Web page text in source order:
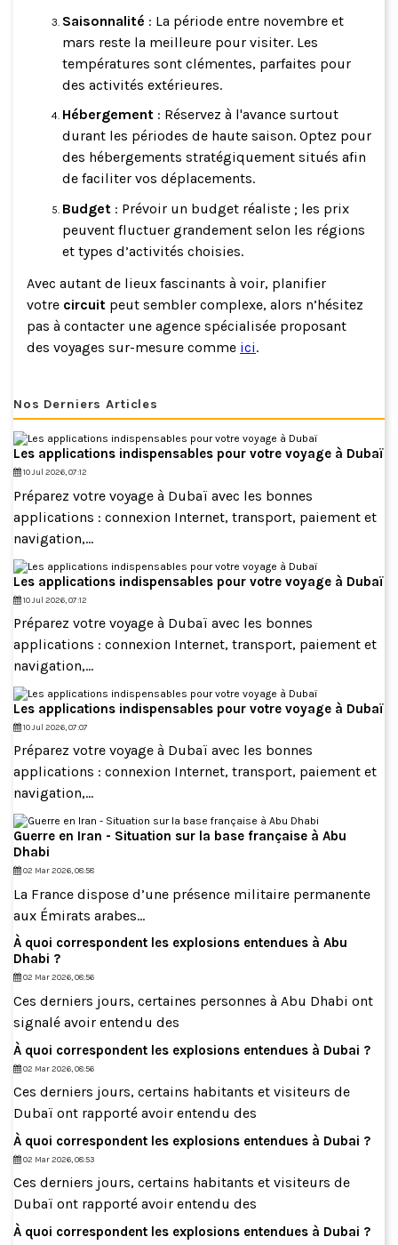
Saisonnalité : La période entre novembre et
mars reste la meilleure pour visiter. Les
températures sont clémentes, parfaites pour
des activités extérieures.
Hébergement : Réservez à l'avance surtout
durant les périodes de haute saison. Optez pour
des hébergements stratégiquement situés afin
de faciliter vos déplacements.
Budget : Prévoir un budget réaliste ; les prix
peuvent fluctuer grandement selon les régions
et types d’activités choisies.
Avec autant de lieux fascinants à voir, planifier
votre circuit peut sembler complexe, alors n’hésitez
pas à contacter une agence spécialisée proposant
des voyages sur-mesure comme ici.
Nos Derniers Articles
Les applications indispensables pour votre voyage à Dubaï
10 Jul 2026, 07:12
Préparez votre voyage à Dubaï avec les bonnes
applications : connexion Internet, transport, paiement et
navigation,...
Les applications indispensables pour votre voyage à Dubaï
10 Jul 2026, 07:12
Préparez votre voyage à Dubaï avec les bonnes
applications : connexion Internet, transport, paiement et
navigation,...
Les applications indispensables pour votre voyage à Dubaï
10 Jul 2026, 07:07
Préparez votre voyage à Dubaï avec les bonnes
applications : connexion Internet, transport, paiement et
navigation,...
Guerre en Iran - Situation sur la base française à Abu
Dhabi
02 Mar 2026, 08:58
La France dispose d’une présence militaire permanente
aux Émirats arabes...
À quoi correspondent les explosions entendues à Abu
Dhabi ?
02 Mar 2026, 08:56
Ces derniers jours, certaines personnes à Abu Dhabi ont
signalé avoir entendu des
À quoi correspondent les explosions entendues à Dubai ?
02 Mar 2026, 08:56
Ces derniers jours, certains habitants et visiteurs de
Dubaï ont rapporté avoir entendu des
À quoi correspondent les explosions entendues à Dubai ?
02 Mar 2026, 08:53
Ces derniers jours, certains habitants et visiteurs de
Dubaï ont rapporté avoir entendu des
À quoi correspondent les explosions entendues à Dubai ?